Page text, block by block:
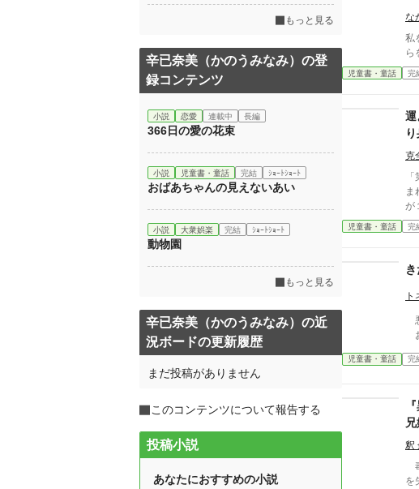
な
私を作
児童書・童話 完
運
克
ま
が
よ
ら
さ
児童書・童話 完
ト
児童書・童話 完
イ
釈
を
もっと見る
辛已奈美（かのうみなみ）の登
録コンテンツ
小説 恋愛 連載中 長編
366日の愛の花束
小説 児童書・童話 完結 ｼｮｰﾄｼｮｰﾄ
おばあちゃんの見えないあい
小説 大衆娯楽 完結 ｼｮｰﾄｼｮｰﾄ
動物園
もっと見る
辛已奈美（かのうみなみ）の近
況ボードの更新履歴
まだ投稿がありません
このコンテンツについて報告する
投稿小説
あなたにおすすめの小説